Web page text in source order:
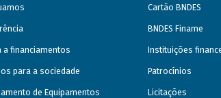
a financiamentos
para a sociedade
de Equipamentos
Cartão BNDES
BNDES Finame
Instituições
Patrocínios
Licitações